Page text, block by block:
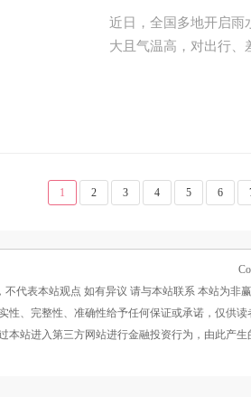
近日，全国多地开启雨
大且气温高，对出行、
1 2 3 4 5 6
代表本站观点 如有异议 请与本站联系 本站为
性、完整性、准确性给予任何保证或承诺，仅供
本站进入第三方网站进行金融投资行为，由此产